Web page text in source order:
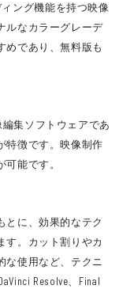
ング機能を持つ映像
ルなカラーグレーデ
めであり、無料版も
編集ソフトウェアであ
特徴です。映像制作
能です。
とに、効果的なテク
す。カット割りやカ
な使用など、テクニ
Resolve、Final